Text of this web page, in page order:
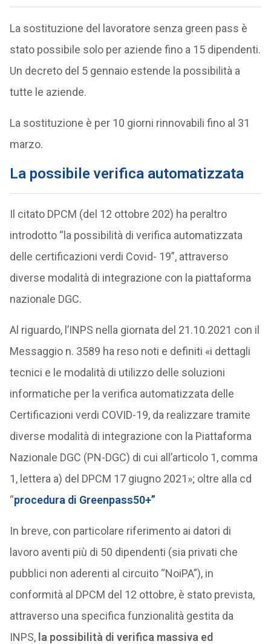
La sostituzione del lavoratore senza green pass è
stato possibile solo per aziende fino a 15 dipendenti.
Un decreto del 5 gennaio estende la possibilità a
tutte le aziende.
La sostituzione è per 10 giorni rinnovabili fino al 31
marzo.
La possibile verifica automatizzata
Il citato DPCM (del 12 ottobre 202) ha peraltro
introdotto “la possibilità di verifica automatizzata
delle certificazioni verdi Covid- 19”, attraverso
diverse modalità di integrazione con la piattaforma
nazionale DGC.
Al riguardo, l’INPS nella giornata del 21.10.2021 con il
Messaggio n. 3589 ha reso noti e definiti «i dettagli
tecnici e le modalità di utilizzo delle soluzioni
informatiche per la verifica automatizzata delle
Certificazioni verdi COVID-19, da realizzare tramite
diverse modalità di integrazione con la Piattaforma
Nazionale DGC (PN-DGC) di cui all’articolo 1, comma
1, lettera a) del DPCM 17 giugno 2021»; oltre alla cd
“procedura di Greenpass50+”
In breve, con particolare riferimento ai datori di
lavoro aventi più di 50 dipendenti (sia privati che
pubblici non aderenti al circuito “NoiPA”), in
conformità al DPCM del 12 ottobre, è stato prevista,
attraverso una specifica funzionalità gestita da
INPS, la possibilità di verifica massiva ed